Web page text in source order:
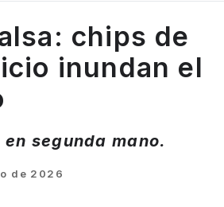
chips de
inundan el
segunda mano.
de 2026